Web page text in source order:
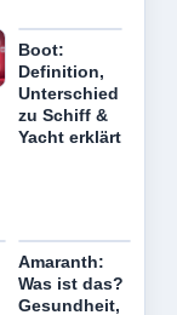
Boot:
Definition,
Unterschied
zu Schiff &
Yacht erklärt
Amaranth:
Was ist das?
Gesundheit,